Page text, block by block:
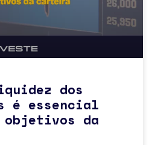
dos
é essencial
da